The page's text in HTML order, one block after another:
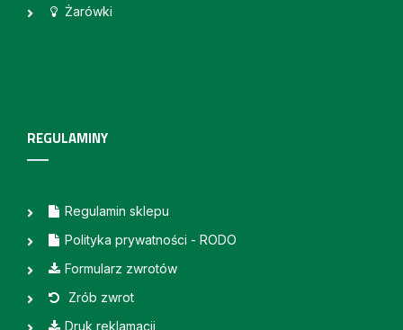
Żarówki
REGULAMINY
Regulamin sklepu
Polityka prywatności - RODO
Formularz zwrotów
Zrób zwrot
Druk reklamacji